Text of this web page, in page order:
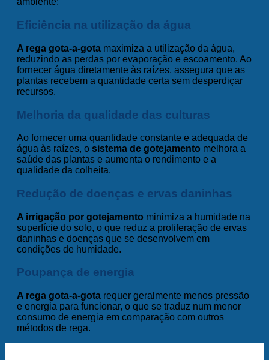
Eficiência na utilização da água
A rega gota-a-gota maximiza a utilização da água,
reduzindo as perdas por evaporação e escoamento. Ao
fornecer água diretamente às raízes, assegura que as
plantas recebem a quantidade certa sem desperdiçar
recursos.
Melhoria da qualidade das culturas
Ao fornecer uma quantidade constante e adequada de
água às raízes, o sistema de gotejamento melhora a
saúde das plantas e aumenta o rendimento e a
qualidade da colheita.
Redução de doenças e ervas daninhas
A irrigação por gotejamento minimiza a humidade na
superfície do solo, o que reduz a proliferação de ervas
daninhas e doenças que se desenvolvem em
condições de humidade.
Poupança de energia
A rega gota-a-gota requer geralmente menos pressão
e energia para funcionar, o que se traduz num menor
consumo de energia em comparação com outros
métodos de rega.